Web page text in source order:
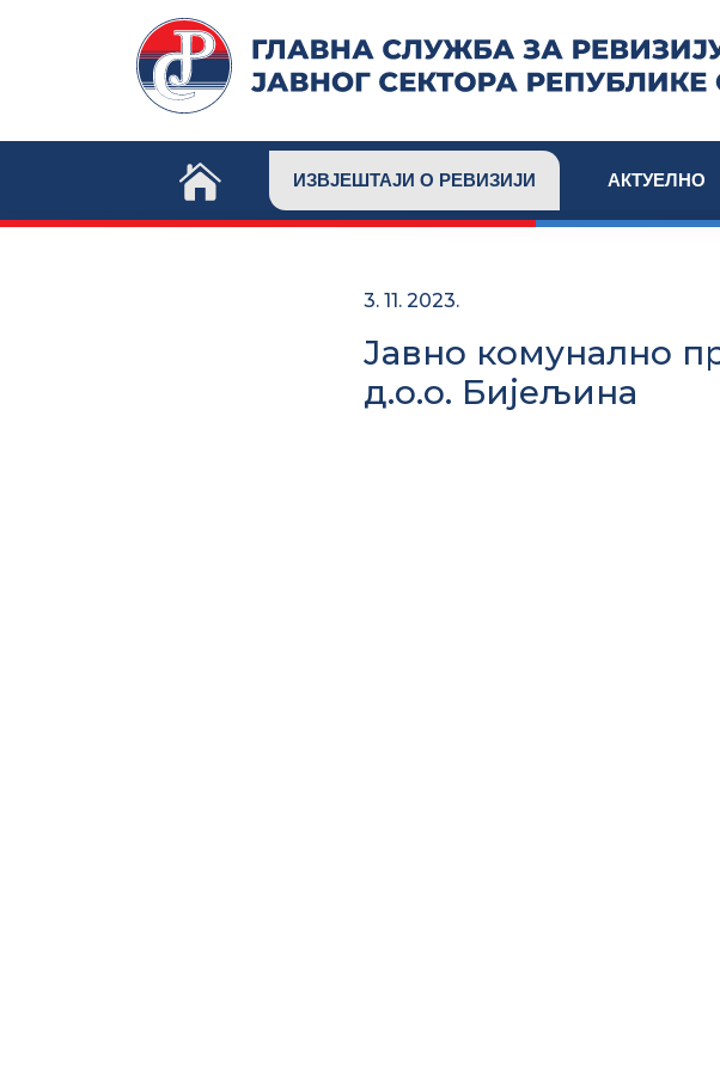
ИЗВЈЕШТАЈИ О РЕВИЗИЈИ АКТУЕЛНО
3. 11. 2023.
Јавно комунално
д.о.о. Бијељина